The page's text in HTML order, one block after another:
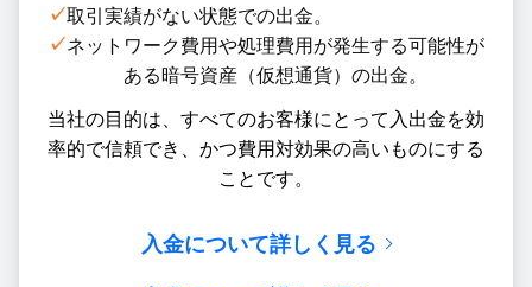
✓取引実績がない状態での出金。
✓ネットワーク費用や処理費用が発生する可能性が
ある暗号資産（仮想通貨）の出金。
当社の目的は、すべてのお客様にとって入出金を効
率的で信頼でき、かつ費用対効果の高いものにする
ことです。
入金について詳しく見る